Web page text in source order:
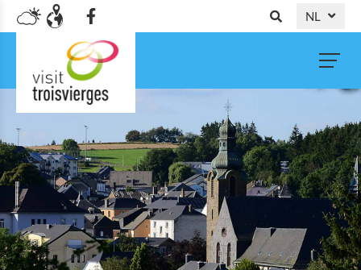
NL
FR
EN